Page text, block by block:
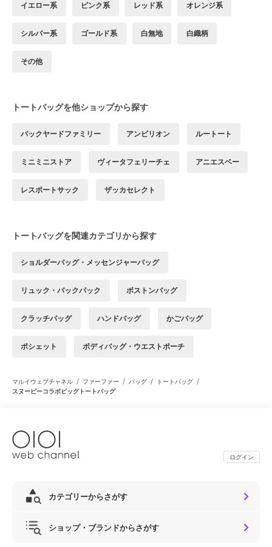
イエロー系 ピンク系 レッド系 オレンジ系
シルバー系 ゴールド系 白無地 白織柄
その他
トートバッグを他ショップから探す
バックヤードファミリー アンビリオン ルートート
ミニミニストア ヴィータフェリーチェ アニエスベー
レスポートサック ザッカセレクト
トートバッグを関連カテゴリから探す
ショルダーバッグ・メッセンジャーバッグ
リュック・バックパック ボストンバッグ
クラッチバッグ ハンドバッグ かごバッグ
ポシェット ボディバッグ・ウエストポーチ
マルイウェブチャネル / ファーファー / バッグ / トートバッグ /
スヌーピーコラボビッグトートバッグ
ログイン
カテゴリーからさがす
ショップ・ブランドからさがす